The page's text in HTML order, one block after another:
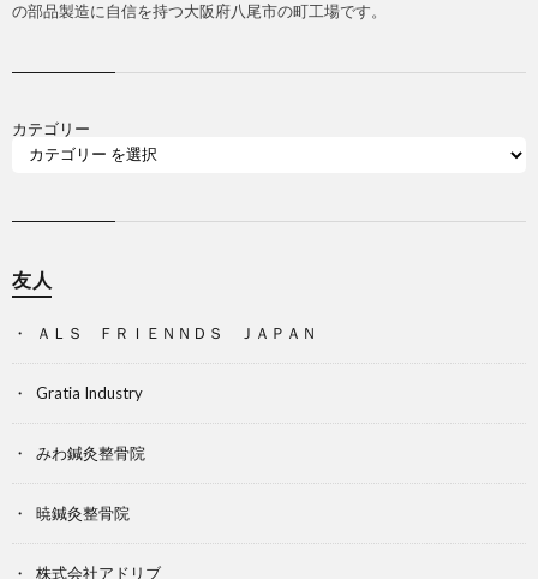
の部品製造に自信を持つ大阪府八尾市の町工場です。
カテゴリー
友人
ＡＬＳ ＦＲＩＥＮＮＤＳ ＪＡＰＡＮ
Gratia Industry
みわ鍼灸整骨院
暁鍼灸整骨院
株式会社アドリブ